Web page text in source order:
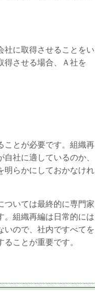
社に取得させることをい
得させる場合、Ａ社を
ことが必要です。組織再
社に適しているのか、
明らかにしておかなけれ
ついては最終的に専門家
。組織再編は日常的には
いので、社内ですべてを
ことが重要です。